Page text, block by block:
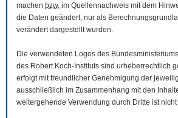
machen bzw. im Quellennachweis mit dem
die Daten geändert, nur als
verändert dargestellt wurden.
Die verwendeten Logos des
des Robert Koch-Instituts sind urheberrechtlich
erfolgt mit freundlicher Genehmigung der
ausschließlich im Zusammenhang mit den
weitergehende Verwendung durch Dritte ist nicht